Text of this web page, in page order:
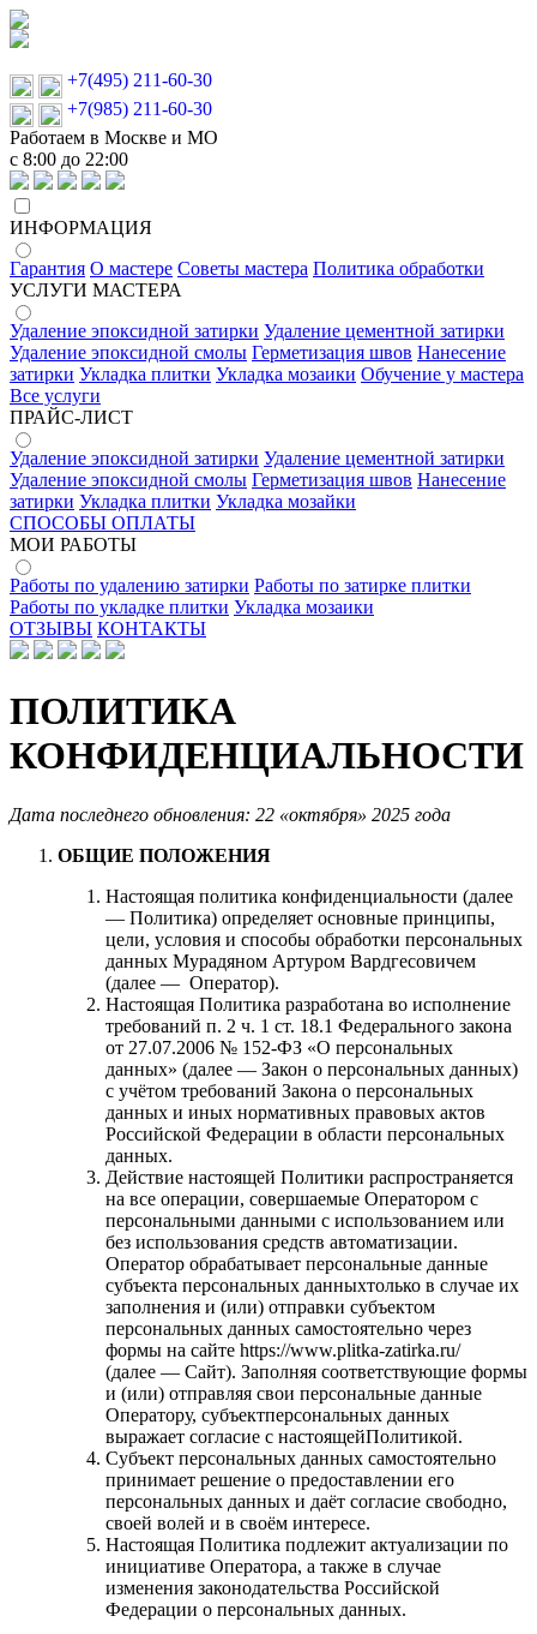
+7(495) 211-60-30
+7(985) 211-60-30
Работаем в Москве и МО
с 8:00 до 22:00
ИНФОРМАЦИЯ
Гарантия О мастере Советы мастера Политика обработки
УСЛУГИ МАСТЕРА
Удаление эпоксидной затирки Удаление цементной затирки
Удаление эпоксидной смолы Герметизация швов Нанесение
затирки Укладка плитки Укладка мозаики Обучение у мастера
Все услуги
ПРАЙС-ЛИСТ
Удаление эпоксидной затирки Удаление цементной затирки
Удаление эпоксидной смолы Герметизация швов Нанесение
затирки Укладка плитки Укладка мозайки
СПОСОБЫ ОПЛАТЫ
МОИ РАБОТЫ
Работы по удалению затирки Работы по затирке плитки
Работы по укладке плитки Укладка мозаики
ОТЗЫВЫ КОНТАКТЫ
ПОЛИТИКА
КОНФИДЕНЦИАЛЬНОСТИ
Дата последнего обновления: 22 «октября» 2025 года
ОБЩИЕ ПОЛОЖЕНИЯ
Настоящая политика конфиденциальности (далее
— Политика) определяет основные принципы,
цели, условия и способы обработки персональных
данных Мурадяном Артуром Вардгесовичем
(далее — Оператор).
Настоящая Политика разработана во исполнение
требований п. 2 ч. 1 ст. 18.1 Федерального закона
от 27.07.2006 № 152-ФЗ «О персональных
данных» (далее — Закон о персональных данных)
с учётом требований Закона о персональных
данных и иных нормативных правовых актов
Российской Федерации в области персональных
данных.
Действие настоящей Политики распространяется
на все операции, совершаемые Оператором с
персональными данными с использованием или
без использования средств автоматизации.
Оператор обрабатывает персональные данные
субъекта персональных данныхтолько в случае их
заполнения и (или) отправки субъектом
персональных данных самостоятельно через
формы на сайте https://www.plitka-zatirka.ru/
(далее — Сайт). Заполняя соответствующие формы
и (или) отправляя свои персональные данные
Оператору, субъектперсональных данных
выражает согласие с настоящейПолитикой.
Субъект персональных данных самостоятельно
принимает решение о предоставлении его
персональных данных и даёт согласие свободно,
своей волей и в своём интересе.
Настоящая Политика подлежит актуализации по
инициативе Оператора, а также в случае
изменения законодательства Российской
Федерации о персональных данных.